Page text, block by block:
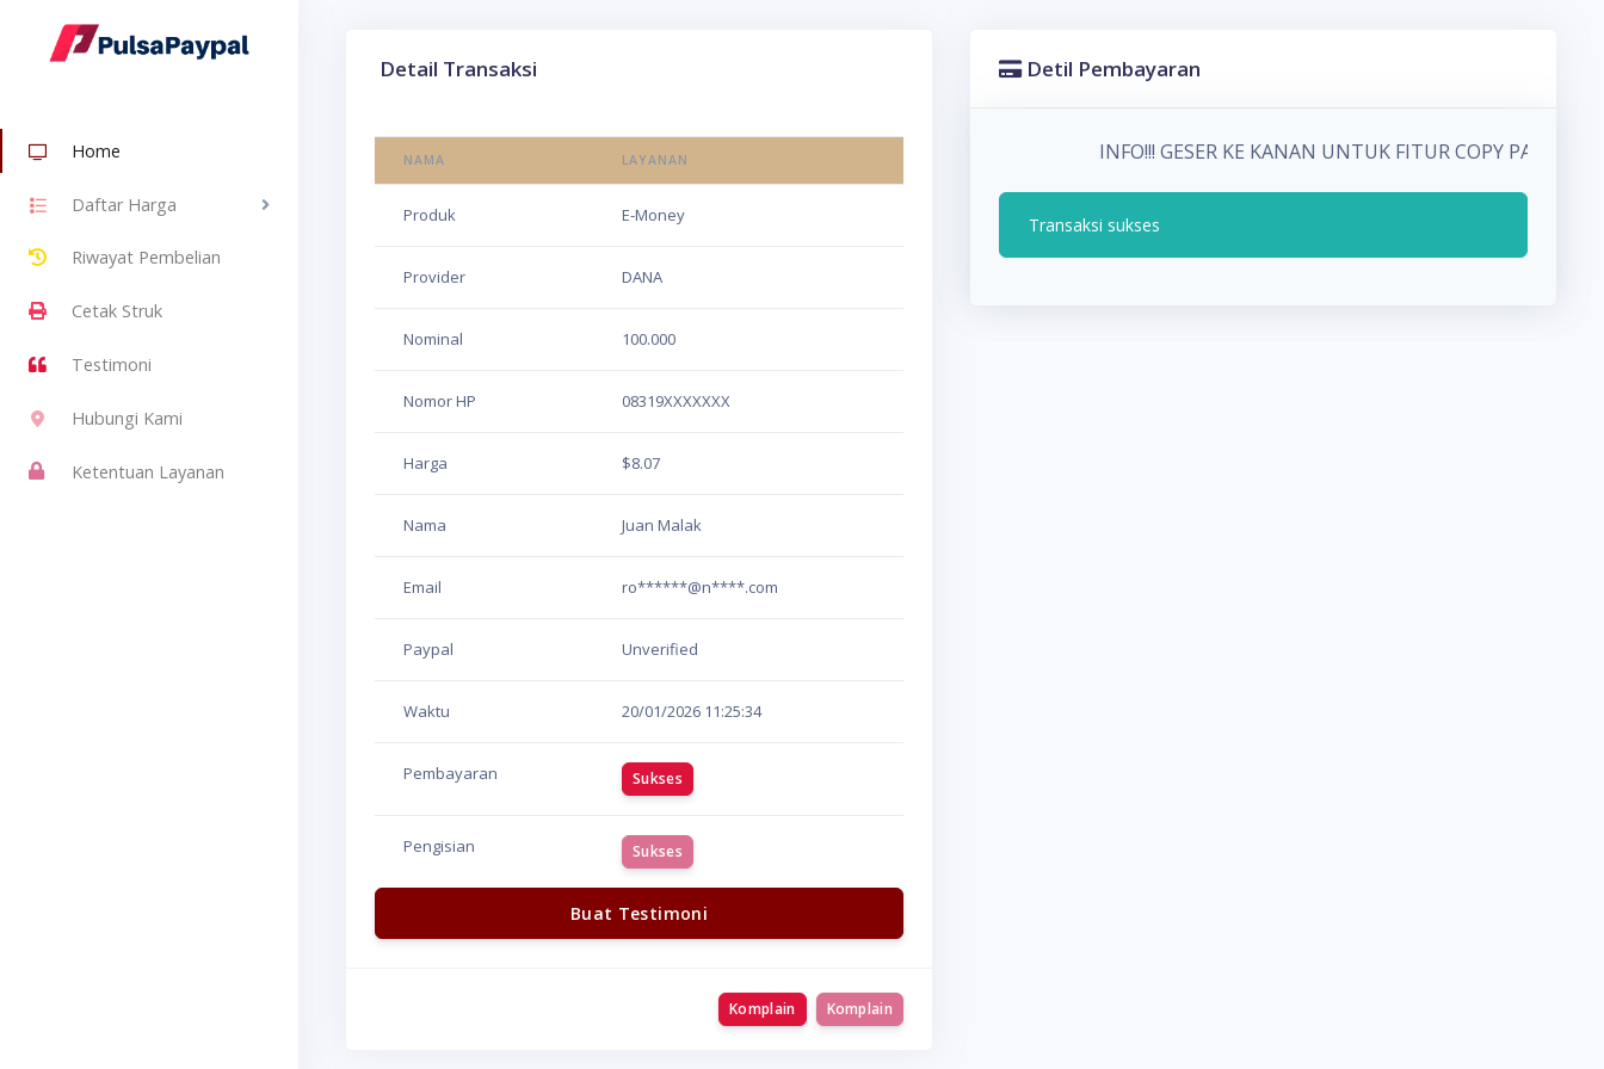
Home
Daftar Harga
Riwayat Pembelian
Cetak Struk
Testimoni
Hubungi Kami
Ketentuan Layanan
Detail Transaksi
NAMA LAYANAN
Produk E-Money
Provider DANA
Nominal 100.000
Nomor HP 08319XXXXXXX
Harga $8.07
Nama Juan Malak
Email ro******@n****.com
Paypal Unverified
Waktu 20/01/2026 11:25:34
Pembayaran Sukses
Pengisian Sukses
Buat Testimoni
Komplain Komplain
Detil Pembayaran
INFO!!! GESER KE KANAN UNTUK FITUR COPY PADA
Transaksi sukses